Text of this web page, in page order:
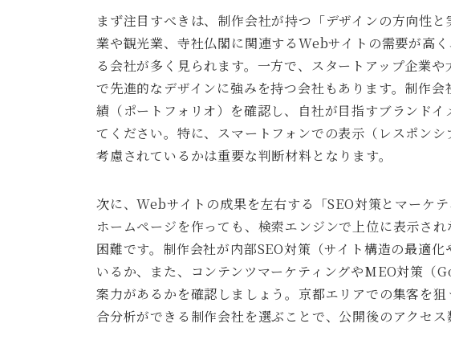
まず注目すべきは、制作会社が持つ「デザインの方向性
業や観光業、寺社仏閣に関連するWebサイトの需要が高
る会社が多く見られます。一方で、スタートアップ企業
で先進的なデザインに強みを持つ会社もあります。制作
績（ポートフォリオ）を確認し、自社が目指すブランド
てください。特に、スマートフォンでの表示（レスポン
考慮されているかは重要な判断材料となります。
次に、Webサイトの成果を左右する「SEO対策とマーケ
ホームページを作っても、検索エンジンで上位に表示さ
困難です。制作会社が内部SEO対策（サイト構造の最適
いるか、また、コンテンツマーケティングやMEO対策（
案力があるかを確認しましょう。京都エリアでの集客を
合分析ができる制作会社を選ぶことで、公開後のアクセス